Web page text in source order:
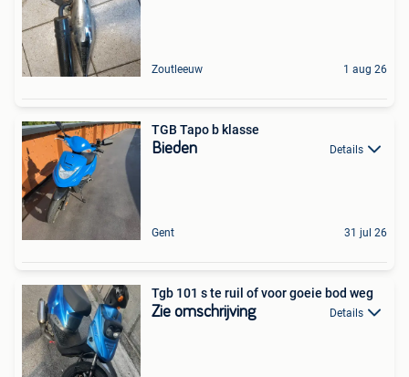
Zoutleeuw 1 aug 26
TGB Tapo b klasse
Bieden Details
Gent 31 jul 26
Tgb 101 s te ruil of voor goeie bod weg
Zie omschrijving Details